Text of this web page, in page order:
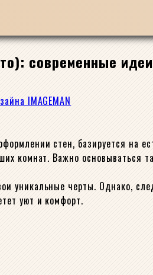
современные
IMAGEMAN
стен, базируется на
комнат. Важно основываться
уникальные черты. Однако,
уют и комфорт.